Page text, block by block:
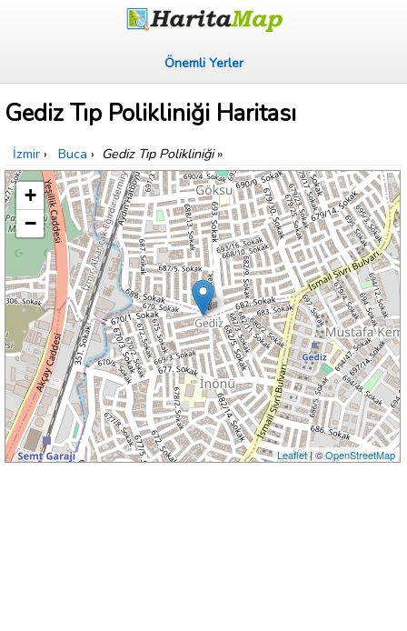
Önemli Yerler
Gediz Tıp Polikliniği Haritası
İzmir › Buca › Gediz Tıp Polikliniği»
+
−
Leaflet| ©OpenStreetMap